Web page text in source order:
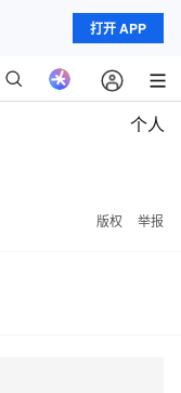
打开 APP
个人
版权 举报